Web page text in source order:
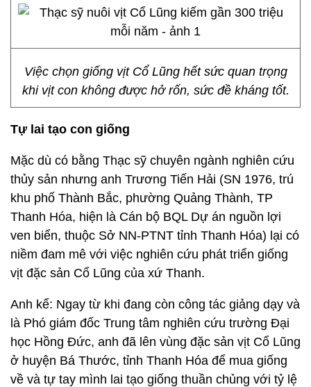
Việc chọn giống vịt Cổ Lũng hết sức quan trọng
khi vịt con không được hở rốn, sức đề kháng tốt.
Tự lai tạo con giống
Mặc dù có bằng Thạc sỹ chuyên ngành nghiên cứu
thủy sản nhưng anh Trương Tiến Hải (SN 1976, trú
khu phố Thành Bắc, phường Quảng Thành, TP
Thanh Hóa, hiện là Cán bộ BQL Dự án nguồn lợi
ven biển, thuộc Sở NN-PTNT tỉnh Thanh Hóa) lại có
niềm đam mê với việc nghiên cứu phát triển giống
vịt đặc sản Cổ Lũng của xứ Thanh.
Anh kể: Ngay từ khi đang còn công tác giảng dạy và
là Phó giám đốc Trung tâm nghiên cứu trường Đại
học Hồng Đức, anh đã lên vùng đặc sản vịt Cổ Lũng
ở huyện Bá Thước, tỉnh Thanh Hóa để mua giống
về và tự tay mình lai tạo giống thuần chủng với tỷ lệ